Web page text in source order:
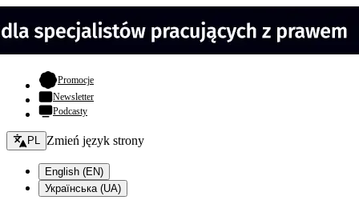
Promocje- otwiera się w nowej karcie
Newsletter
Podcasty
Zmień język - bieżący:
PL Zmień język strony
English (EN)
Українська (UA)